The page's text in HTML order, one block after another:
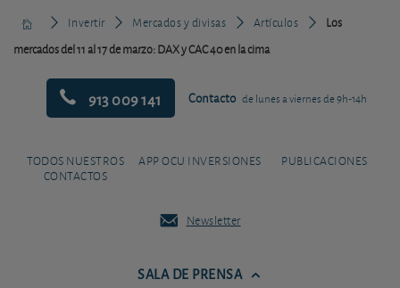
Invertir Mercados y divisas Artículos
Los
mercados del 11 al 17 de marzo: DAX y CAC 40 en la cima
913 009 141 Contacto de lunes a viernes de 9h-14h
TODOS NUESTROS
CONTACTOS
APP OCU INVERSIONES PUBLICACIONES
Newsletter
SALA DE PRENSA